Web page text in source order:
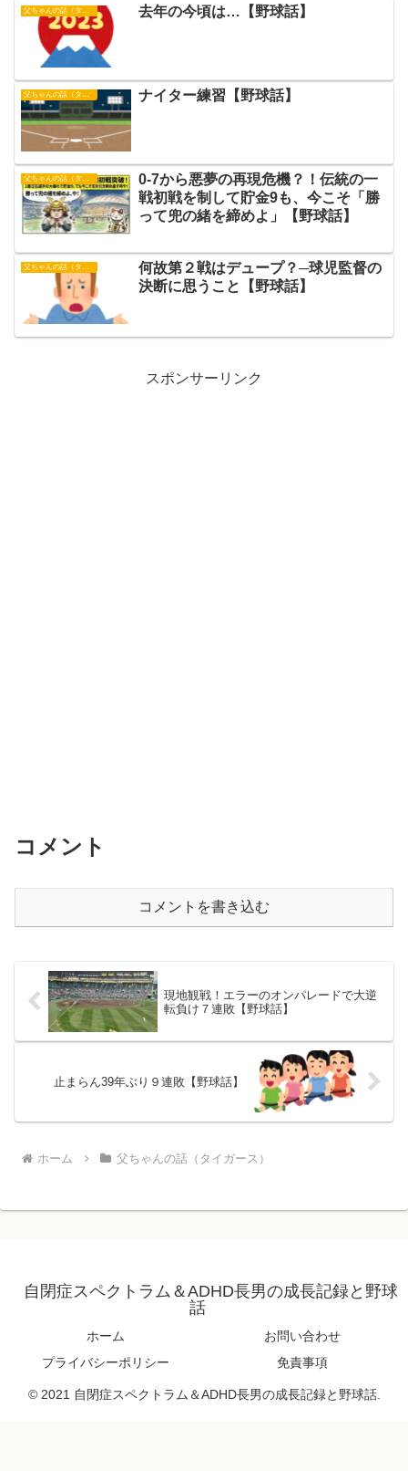
父ちゃんの話（タイガース） 去年の今頃は…【野球話】
ナイター練習【野球話】
0-7から悪夢の再現危機？！伝統の一
戦初戦を制して貯金9も、今こそ「勝
って兜の緒を締めよ」【野球話】
父ちゃんの話（タイガース）
何故第２戦はデュープ？─球児監督の
決断に思うこと【野球話】
スポンサーリンク
コメント
コメントを書き込む
現地観戦！エラーのオンパレードで大逆
転負け７連敗【野球話】
止まらん39年ぶり９連敗【野球話】
ホーム 父ちゃんの話（タイガース）
自閉症スペクトラム＆ADHD長男の成長記録と野球
話
ホーム
お問い合わせ
プライバシーポリシー
免責事項
© 2021 自閉症スペクトラム＆ADHD長男の成長記録と野球話.